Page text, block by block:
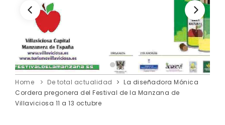
Home De total actualidad
La diseñadora Mónica
Cordera pregonera del Festival de la Manzana de
Villaviciosa 11 a 13 octubre